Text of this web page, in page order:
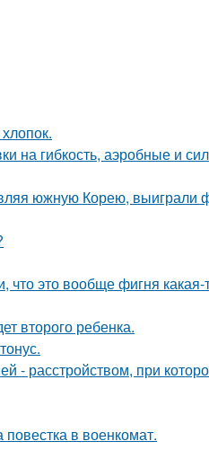
на гибкость, аэробные и
южную Корею, выиграли
что это вообще фигня какая-
второго ребенка.
- расстройством, при
в военкомат.